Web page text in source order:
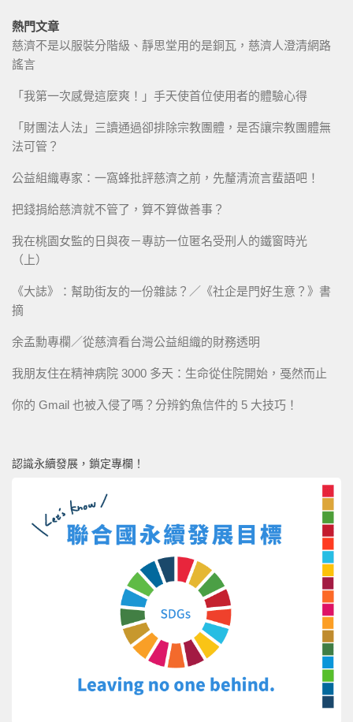
熱門文章
慈濟不是以服裝分階級、靜思堂用的是銅瓦，慈濟人澄清網路
謠言
「我第一次感覺這麼爽！」手天使首位使用者的體驗心得
「財團法人法」三讀通過卻排除宗教團體，是否讓宗教團體無
法可管？
公益組織專家：一窩蜂批評慈濟之前，先釐清流言蜚語吧！
把錢捐給慈濟就不管了，算不算做善事？
我在桃園女監的日與夜－專訪一位匿名受刑人的鐵窗時光
（上）
《大誌》：幫助街友的一份雜誌？／《社企是門好生意？》書
摘
余孟勳專欄／從慈濟看台灣公益組織的財務透明
我朋友住在精神病院 3000 多天：生命從住院開始，戞然而止
你的 Gmail 也被入侵了嗎？分辨釣魚信件的 5 大技巧！
認識永續發展，鎖定專欄！